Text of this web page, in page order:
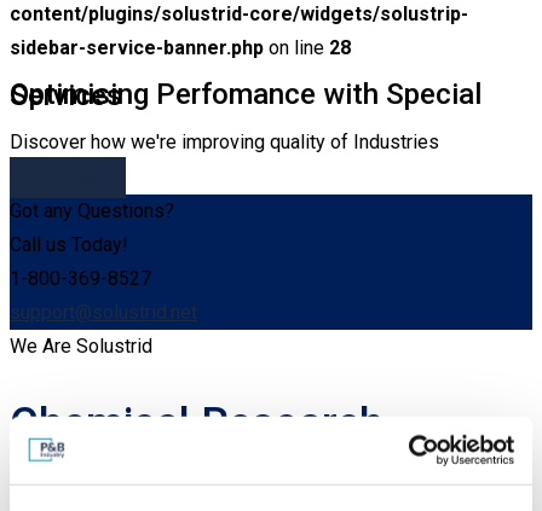
content/plugins/solustrid-core/widgets/solustrip-
sidebar-service-banner.php on line 28
Optimising Perfomance with Special Services
Discover how we're improving quality of Industries
Got any Questions?
Call us Today!
1-800-369-8527
support@solustrid.net
We Are Solustrid
Chemical Research